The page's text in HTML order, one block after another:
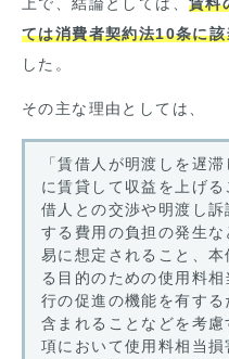
ては消費者契約法10条に
した。
その主な理由としては、
「賃借人が明渡しを遅
に賃貸して収益を上げ
借人との交渉や明渡し
する費用の負担の発生
易に想定されること、
る目的のための使用料
行の促進の機能を有す
含まれることなどを考
項において使用料相当